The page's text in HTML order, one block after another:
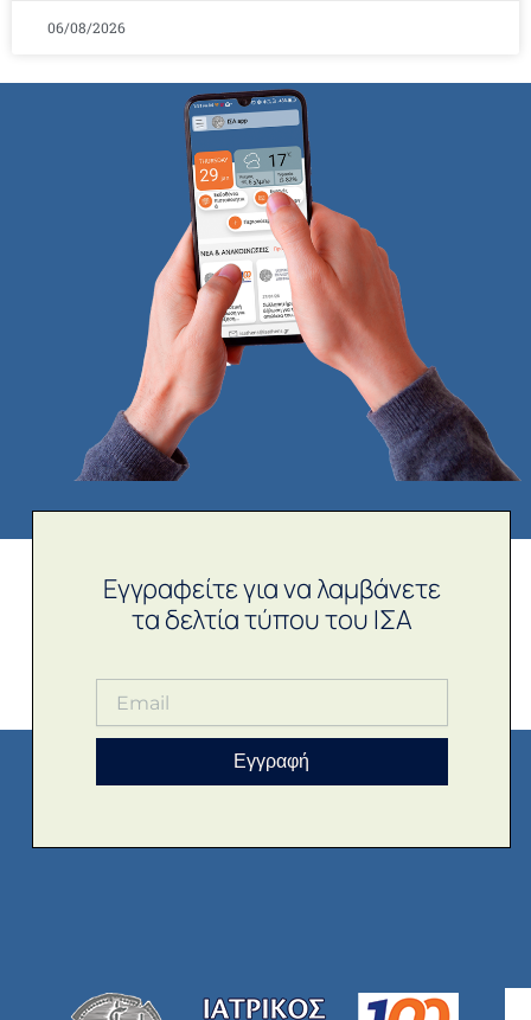
06/08/2026
Εγγραφείτε για να λαμβάνετε
τα δελτία τύπου του ΙΣΑ
Εγγραφή